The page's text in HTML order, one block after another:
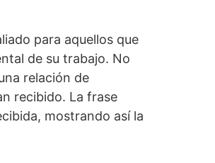
para aquellos que
de su trabajo. No
relación de
recibido. La frase
mostrando así la